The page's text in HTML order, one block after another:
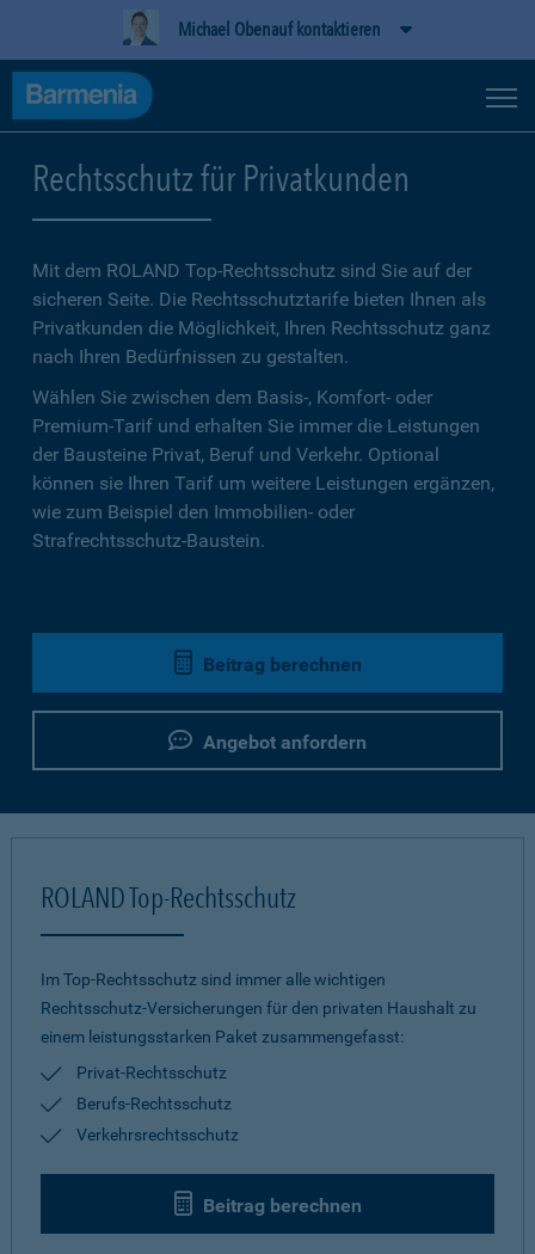
Michael Obenauf kontaktieren
Rechtsschutz für Privatkunden
Mit dem ROLAND Top-Rechtsschutz sind Sie auf der
sicheren Seite. Die Rechtsschutztarife bieten Ihnen als
Privatkunden die Möglichkeit, Ihren Rechtsschutz ganz
nach Ihren Bedürfnissen zu gestalten.
Wählen Sie zwischen dem Basis-, Komfort- oder
Premium-Tarif und erhalten Sie immer die Leistungen
der Bausteine Privat, Beruf und Verkehr. Optional
können sie Ihren Tarif um weitere Leistungen ergänzen,
wie zum Beispiel den Immobilien- oder
Strafrechtsschutz-Baustein.
Beitrag berechnen
Angebot anfordern
ROLAND Top-Rechtsschutz
Im Top-Rechtsschutz sind immer alle wichtigen
Rechtsschutz-Versicherungen für den privaten Haushalt zu
einem leistungsstarken Paket zusammengefasst:
Privat-Rechtsschutz
Berufs-Rechtsschutz
Verkehrsrechtsschutz
Beitrag berechnen